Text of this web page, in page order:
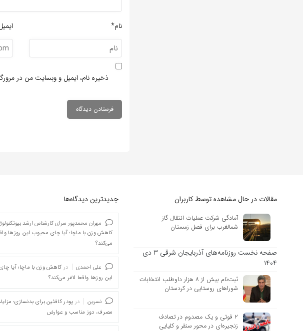
نام*
ذخیره نام، ایمیل و وبسایت من در
مقالات در حال مشاهده توسط کاربران
آمادگی شرکت عملیات انتقال گاز
شمالغرب برای فصل زمستان
صفحه نخست روزنامه‌های آذربایجان شرقی ۳ دی
۱۴۰۴
ثبت‌نام بیش از ۸ هزار داوطلب انتخابات
شوراهای روستایی در کردستان
۲ فوتی و یک مصدوم در تصادف
زنجیره‌ای در محور سنقر و کلیایی
جدیدترین دیدگاه‌‌ها
مهران محمدپور سرای کارشناس ارشد
کاهش وزن با ماچا؛ آیا چای محبوب این روزها
می‌کند؟
علی احمدی در کاهش وزن با ماچا؛ آیا
این روزها واقعا لاغر می‌کند؟
نسرین در پودر کافئین برای بدنسازی؛
مصرف، دوز مناسب و عوارض